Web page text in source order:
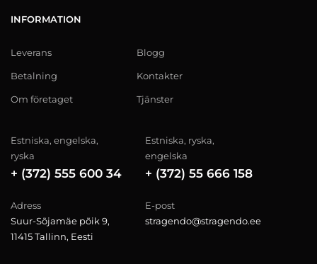
INFORMATION
Leverans
Betalning
Om företaget
Blogg
Kontakter
Tjänster
Estniska, engelska,
ryska
+ (372) 555 600 34
Estniska, ryska,
engelska
+ (372) 55 666 158
Adress
Suur-Sõjamäe põik 9,
11415 Tallinn, Eesti
E-post
stragendo@stragendo.ee